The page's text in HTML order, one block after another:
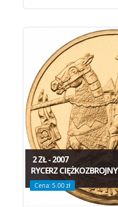
2 ZŁ - 2007
RYCERZ CIĘŻKOZBROJNY
Cena: 5.00 zł